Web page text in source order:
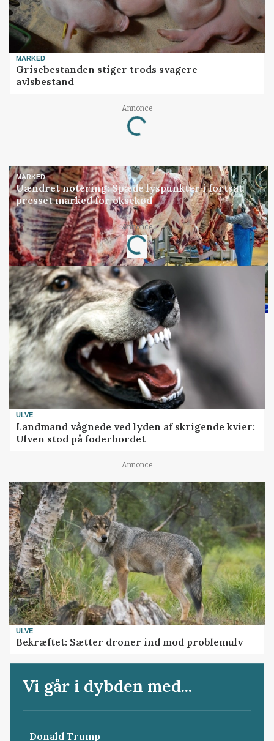
MARKED
Grisebestanden stiger trods svagere
avlsbestand
Annonce
Loading...
MARKED
Uændret notering: Spæde lyspunkter i fortsat
presset marked for oksekød
Annonce
Loading...
ULVE
Landmand vågnede ved lyden af skrigende kvier:
Ulven stod på foderbordet
Annonce
ULVE
Bekræftet: Sætter droner ind mod problemulv
Vi går i dybden med...
Donald Trump